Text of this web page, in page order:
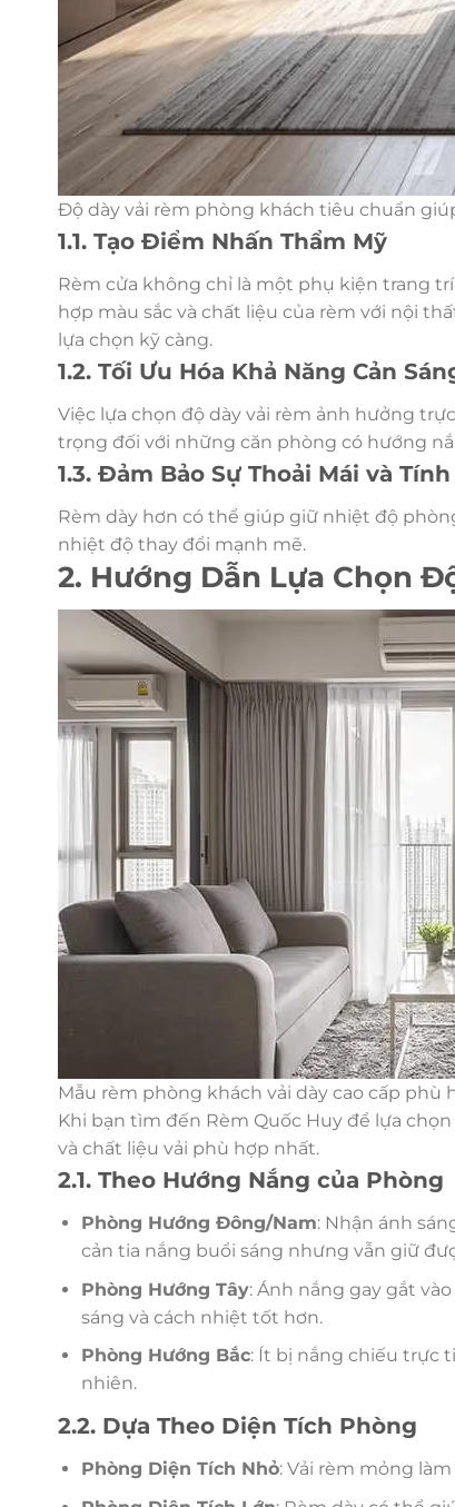
Độ dày vải rèm phòng khách tiêu chuẩn
1.1. Tạo Điểm Nhấn Thẩm Mỹ
Rèm cửa không chỉ là một phụ kiện trang
hợp màu sắc và chất liệu của rèm với nội
lựa chọn kỹ càng.
1.2. Tối Ưu Hóa Khả Năng Cản
Việc lựa chọn độ dày vải rèm ảnh hưởng
trọng đối với những căn phòng có hướng
1.3. Đảm Bảo Sự Thoải Mái và
Rèm dày hơn có thể giúp giữ nhiệt độ
nhiệt độ thay đổi mạnh mẽ.
2. Hướng Dẫn Lựa Chọn
Mẫu rèm phòng khách vải dày cao cấp phù
Khi bạn tìm đến Rèm Quốc Huy để lựa
và chất liệu vải phù hợp nhất.
2.1. Theo Hướng Nắng của Phòng
Phòng Hướng Đông/Nam: Nhận ánh
cản tia nắng buổi sáng nhưng vẫn giữ
Phòng Hướng Tây: Ánh nắng gay gắt
sáng và cách nhiệt tốt hơn.
Phòng Hướng Bắc: Ít bị nắng chiếu trực
nhiên.
2.2. Dựa Theo Diện Tích Phòng
Phòng Diện Tích Nhỏ: Vải rèm mỏng